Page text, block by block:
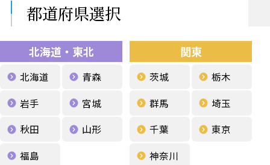
都道府県選択
北海道・東北
北海道
青森
岩手
宮城
秋田
山形
福島
関東
茨城
栃木
群馬
埼玉
千葉
東京
神奈川